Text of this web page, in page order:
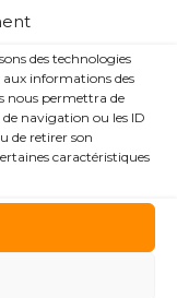
des technologies
aux informations des
nous permettra de
navigation ou les ID
de retirer son
caractéristiques
de la